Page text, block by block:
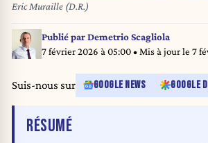
Eric Muraille (D.R.)
Publié parDemetrio Scagliola
7 février 2026 à 05:00• Mis à jour le 7
Suis-nous sur GOOGLE NEWS GOOGLE
RÉSUMÉDE L'ARTICLE